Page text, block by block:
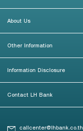
About Us
Other Information
Information Disclosure
Contact LH Bank
callcenter@lhbank.co.th